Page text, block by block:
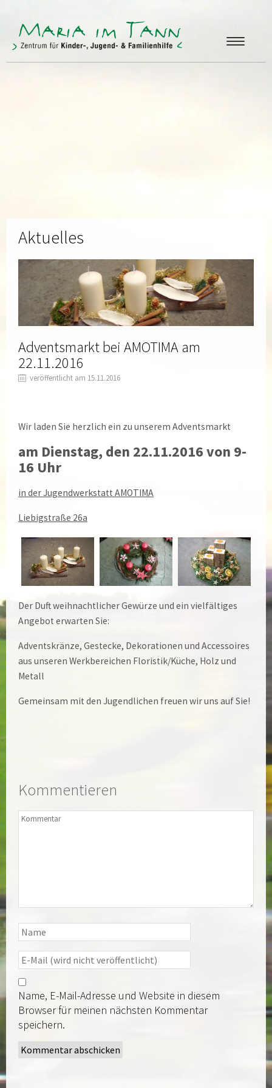
Aktuelles
Adventsmarkt bei AMOTIMA am
22.11.2016
veröffentlicht am 15.11.2016
Wir laden Sie herzlich ein zu unserem Adventsmarkt
am Dienstag, den 22.11.2016 von 9-
16 Uhr
in der Jugendwerkstatt AMOTIMA
Liebigstraße 26a
Der Duft weihnachtlicher Gewürze und ein vielfältiges
Angebot erwarten Sie:
Adventskränze, Gestecke, Dekorationen und Accessoires
aus unseren Werkbereichen Floristik/Küche, Holz und
Metall
Gemeinsam mit den Jugendlichen freuen wir uns auf Sie!
Kommentieren
Name, E-Mail-Adresse und Website in diesem
Browser für meinen nächsten Kommentar
speichern.